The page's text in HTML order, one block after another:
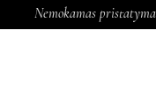
Nemokamas